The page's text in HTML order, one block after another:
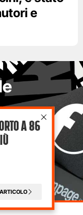
e
a 86